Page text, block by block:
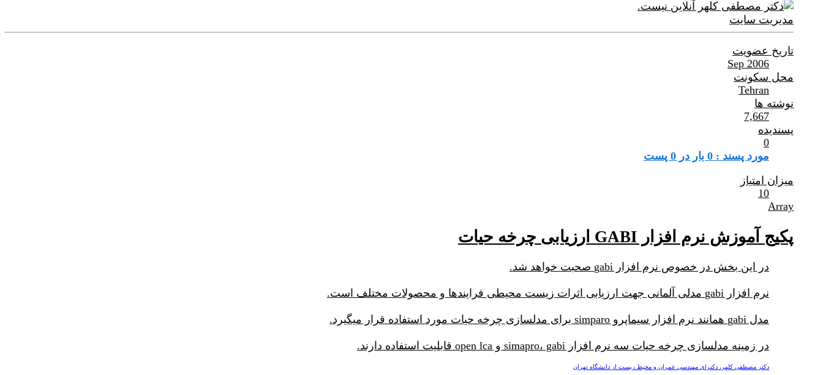
مدیریت سایت
تاریخ عضویت
Sep 2006
محل سکونت
Tehran
نوشته ها
7,667
پسندیده
0
مورد پسند : 0 بار در 0 پست
میزان امتیاز
10
Array
پکیج آموزش نرم افزار GABI ارزیابی چرخه حیات
در این بخش در خصوص نرم افزار gabi صحبت خواهد شد.
نرم افزار gabi مدلی آلمانی جهت ارزیابی اثرات زیست محیطی فرایندها و محصولات مختلف است.
مدل gabi همانند نرم افزار سیماپرو simparo برای مدلسازی چرخه حیات مورد استفاده قرار میگیرد.
در زمینه مدلسازی چرخه حیات سه نرم افزار simapro، gabi و open lca قابلیت استفاده دارند.
دکتر مصطفی کلهر، دکترای مهندسی عمران و محیط زیست از دانشگاه تهران